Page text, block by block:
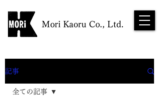
Mori Kaoru Co., Ltd.
NEWS
記事
全ての記事